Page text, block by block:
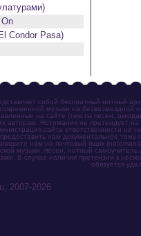
Condor Pasa)
собой бесплатный нотный
современной музыки на безвозмездной
на сайте (тексты песен,
авторам. Нотомания не претендует
сайта ответственности
нам документальное
нам на почтовый ящик
музыки, песен, нотный
В случае наличия претензии к
обязуется
2007-2026